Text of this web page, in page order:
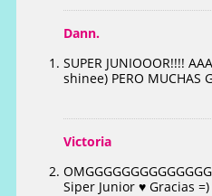
Dann.
SUPER JUNIOOOR!!!!
shinee) PERO MUCHAS
Victoria
Siper Junior ♥ Gracias =)